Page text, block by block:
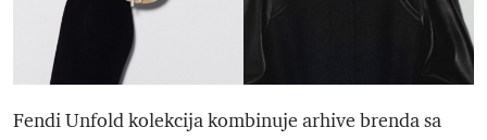
Fendi Unfold kolekcija kombinuje arhive brenda sa